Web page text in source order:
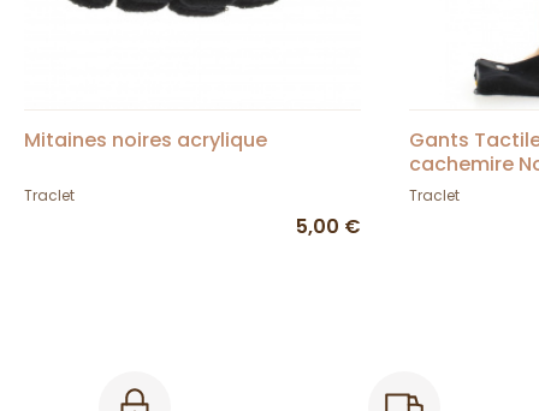
Mitaines noires acrylique
Traclet
5,00 €
Gants
cachemire
Traclet